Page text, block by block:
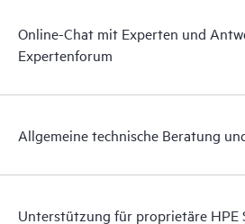
Online-Chat mit Experten und
Expertenforum
Allgemeine technische Beratung
Unterstützung für proprietäre HPE